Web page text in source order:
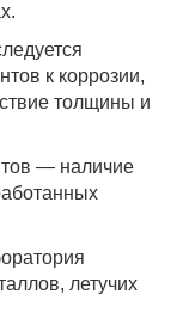
к коррозии,
толщины и
— наличие
летучих